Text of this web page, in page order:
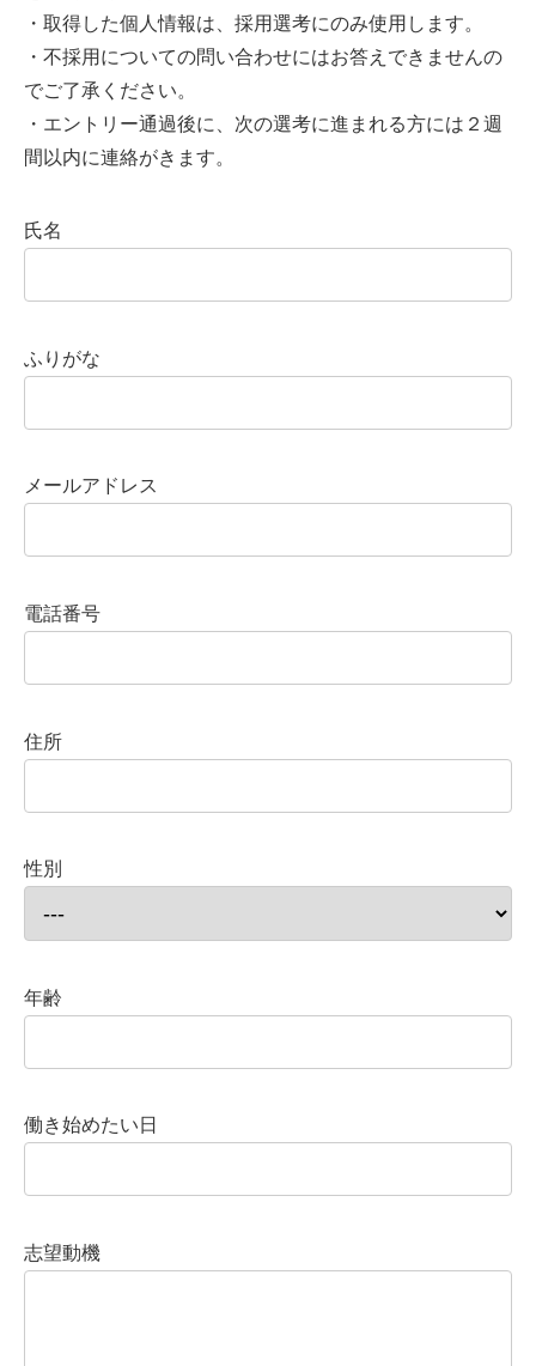
・取得した個人情報は、採用選考にのみ使用します。
・不採用についての問い合わせにはお答えできませんの
でご了承ください。
・エントリー通過後に、次の選考に進まれる方には２週
間以内に連絡がきます。
氏名
ふりがな
メールアドレス
電話番号
住所
性別
年齢
働き始めたい日
志望動機